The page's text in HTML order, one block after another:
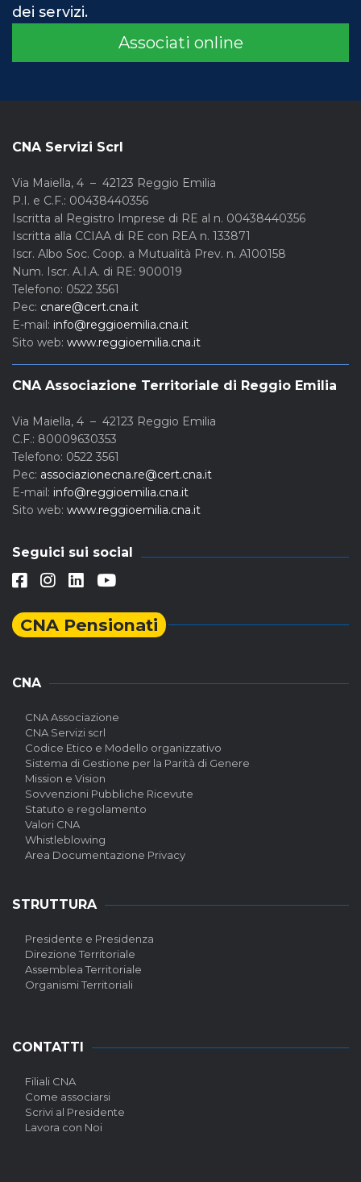
dei servizi.
Associati online
CNA Servizi Scrl
Via Maiella, 4 – 42123 Reggio Emilia
P.I. e C.F.: 00438440356
Iscritta al Registro Imprese di RE al n. 00438440356
Iscritta alla CCIAA di RE con REA n. 133871
Iscr. Albo Soc. Coop. a Mutualità Prev. n. A100158
Num. Iscr. A.I.A. di RE: 900019
Telefono: 0522 3561
Pec: cnare@cert.cna.it
E-mail: info@reggioemilia.cna.it
Sito web: www.reggioemilia.cna.it
CNA Associazione Territoriale di Reggio Emilia
Via Maiella, 4 – 42123 Reggio Emilia
C.F.: 80009630353
Telefono: 0522 3561
Pec: associazionecna.re@cert.cna.it
E-mail: info@reggioemilia.cna.it
Sito web: www.reggioemilia.cna.it
Seguici sui social
CNA Pensionati
CNA
CNA Associazione
CNA Servizi scrl
Codice Etico e Modello organizzativo
Sistema di Gestione per la Parità di Genere
Mission e Vision
Sovvenzioni Pubbliche Ricevute
Statuto e regolamento
Valori CNA
Whistleblowing
Area Documentazione Privacy
STRUTTURA
Presidente e Presidenza
Direzione Territoriale
Assemblea Territoriale
Organismi Territoriali
CONTATTI
Filiali CNA
Come associarsi
Scrivi al Presidente
Lavora con Noi